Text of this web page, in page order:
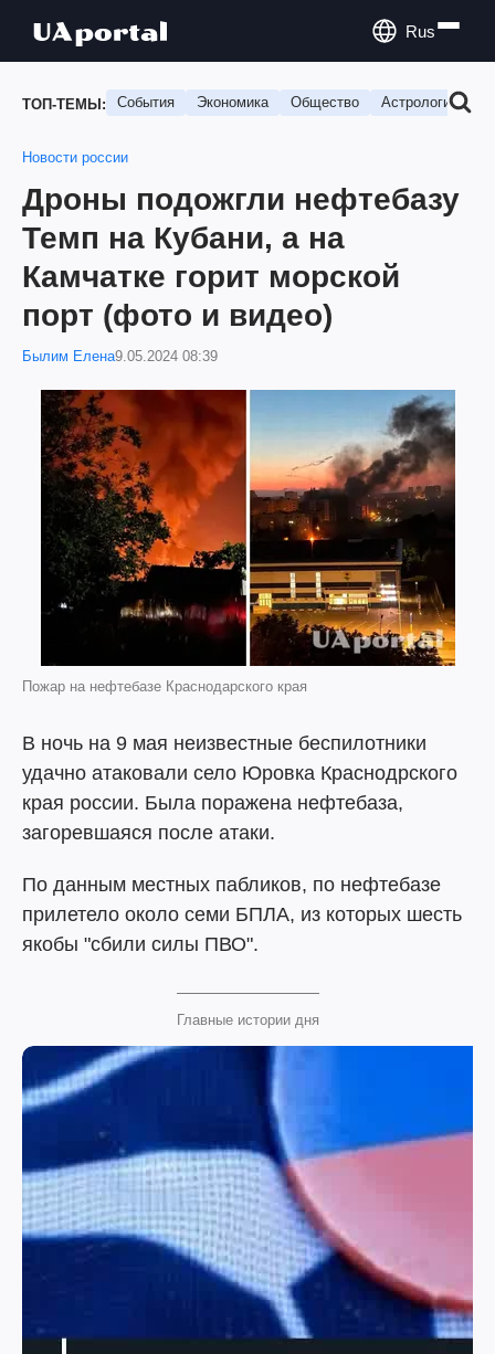
Rus
ТОП-ТЕМЫ: События Экономика Общество Астрология
Новости россии
Дроны подожгли нефтебазу
Темп на Кубани, а на
Камчатке горит морской
порт (фото и видео)
Былим Елена9.05.2024 08:39
Пожар на нефтебазе Краснодарского края
В ночь на 9 мая неизвестные беспилотники
удачно атаковали село Юровка Краснодрского
края россии. Была поражена нефтебаза,
загоревшаяся после атаки.
По данным местных пабликов, по нефтебазе
прилетело около семи БПЛА, из которых шесть
якобы "сбили силы ПВО".
Главные истории дня